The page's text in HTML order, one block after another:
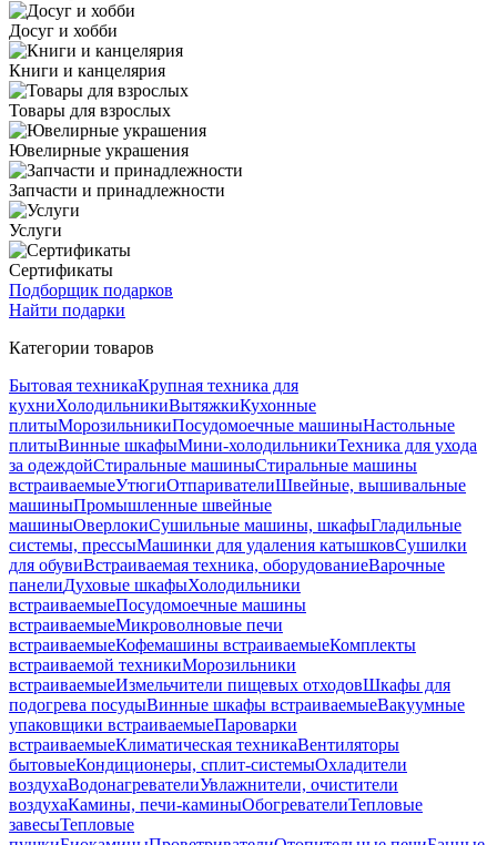
Досуг и хобби
Книги и канцелярия
Товары для взрослых
Ювелирные украшения
Запчасти и принадлежности
Услуги
Сертификаты
Подборщик подарков
Найти подарки
Категории товаров
Бытовая техникаКрупная техника для
кухниХолодильникиВытяжкиКухонные
плитыМорозильникиПосудомоечные машиныНастольные
плитыВинные шкафыМини-холодильникиТехника для ухода
за одеждойСтиральные машиныСтиральные машины
встраиваемыеУтюгиОтпаривателиШвейные, вышивальные
машиныПромышленные швейные
машиныОверлокиСушильные машины, шкафыГладильные
системы, прессыМашинки для удаления катышковСушилки
для обувиВстраиваемая техника, оборудованиеВарочные
панелиДуховые шкафыХолодильники
встраиваемыеПосудомоечные машины
встраиваемыеМикроволновые печи
встраиваемыеКофемашины встраиваемыеКомплекты
встраиваемой техникиМорозильники
встраиваемыеИзмельчители пищевых отходовШкафы для
подогрева посудыВинные шкафы встраиваемыеВакуумные
упаковщики встраиваемыеПароварки
встраиваемыеКлиматическая техникаВентиляторы
бытовыеКондиционеры, сплит-системыОхладители
воздухаВодонагревателиУвлажнители, очистители
воздухаКамины, печи-каминыОбогревателиТепловые
завесыТепловые